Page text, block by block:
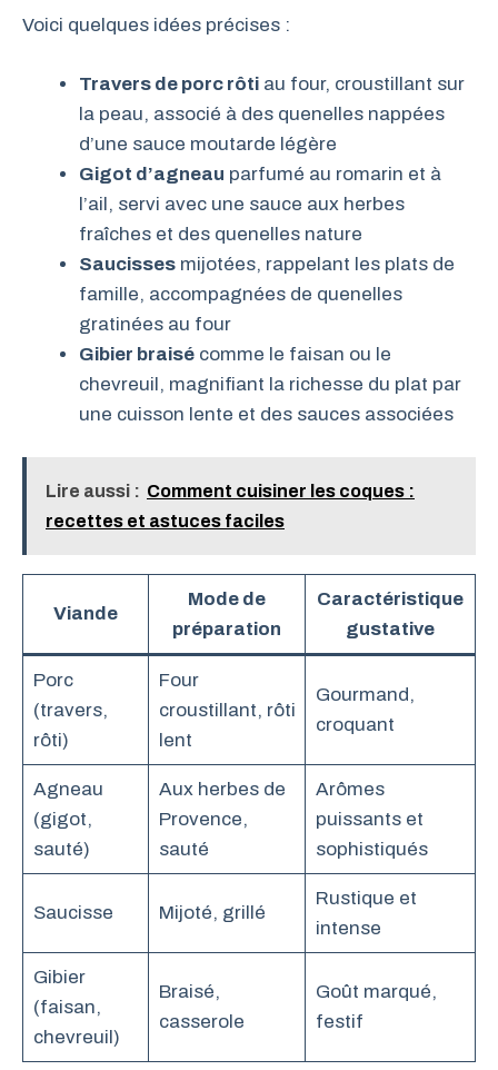
Voici quelques idées précises :
Travers de porc rôti au four, croustillant sur
la peau, associé à des quenelles nappées
d’une sauce moutarde légère
Gigot d’agneau parfumé au romarin et à
l’ail, servi avec une sauce aux herbes
fraîches et des quenelles nature
Saucisses mijotées, rappelant les plats de
famille, accompagnées de quenelles
gratinées au four
Gibier braisé comme le faisan ou le
chevreuil, magnifiant la richesse du plat par
une cuisson lente et des sauces associées
Lire aussi : Comment cuisiner les coques :
recettes et astuces faciles
Viande
Mode de
préparation
Caractéristique
gustative
Porc
(travers,
rôti)
Four
croustillant, rôti
lent
Gourmand,
croquant
Agneau
(gigot,
sauté)
Aux herbes de
Provence,
sauté
Arômes
puissants et
sophistiqués
Saucisse Mijoté, grillé
Rustique et
intense
Gibier
(faisan,
chevreuil)
Braisé,
casserole
Goût marqué,
festif